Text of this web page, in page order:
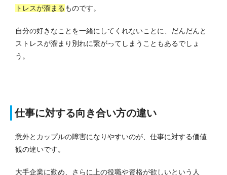
トレスが溜まる ものです。
自分の好きなことを一緒にしてくれないことに、だんだんと
ストレスが溜まり別れに繋がってしまうこともあるでしょ
う。
仕事に対する向き合い方の違い
意外とカップルの障害になりやすいのが、仕事に対する価値
観の違いです。
大手企業に勤め、さらに上の役職や資格が欲しいという人